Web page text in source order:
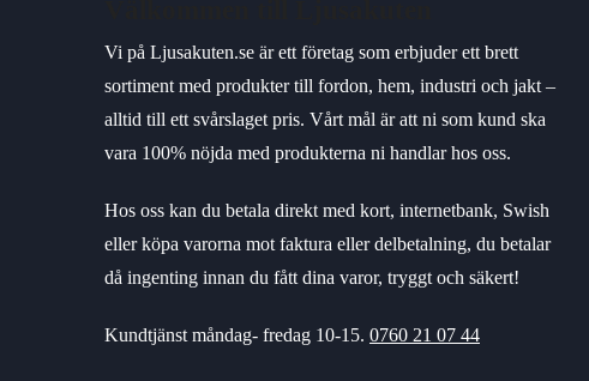
Vi på Ljusakuten.se är ett företag som erbjuder ett brett
sortiment med produkter till fordon, hem, industri och jakt –
alltid till ett svårslaget pris. Vårt mål är att ni som kund ska
vara 100% nöjda med produkterna ni handlar hos oss.
Hos oss kan du betala direkt med kort, internetbank, Swish
eller köpa varorna mot faktura eller delbetalning, du betalar
då ingenting innan du fått dina varor, tryggt och säkert!
Kundtjänst måndag- fredag 10-15. 0760 21 07 44